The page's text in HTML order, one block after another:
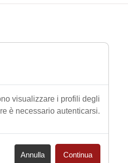
visualizzare i profili degli
è necessario autenticarsi.
Annulla Continua